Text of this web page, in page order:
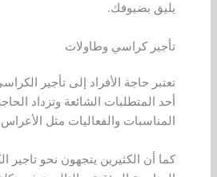
يليق بضيوفك.
تأجير كراسي وطاولات
تعتبر حاجة الأفراد إلى تأجير
أحد المتطلبات الشائعة وتزداد
المناسبات والفعاليات مثل
كما أن الكثيرين يتجهون نحو تاجير